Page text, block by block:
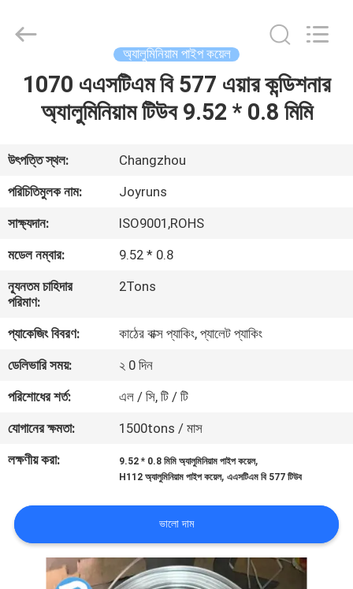
বাড়ি
আমাদের
সম্পর্কে
কারখানা
ভ্রমণ
মান
নিয়ন্ত্রণ
যোগাযোগ
করুন
উদ্ধৃতির
জন্য
আবেদন
Tube
Reserved.
অ্যালুমিনিয়াম পাইপ কয়েল
1070 এএসটিএম বি 577 এয়ার কন্ডিশনার
অ্যালুমিনিয়াম টিউব 9.52 * 0.8 মিমি
উৎপত্তি স্থল:
Changzhou
পরিচিতিমুলক নাম:
Joyruns
সাক্ষ্যদান:
ISO9001,ROHS
মডেল নম্বার:
9.52 * 0.8
ন্যূনতম চাহিদার
পরিমাণ:
2Tons
প্যাকেজিং বিবরণ:
কাঠের বাক্স প্যাকিং, প্যালেট প্যাকিং
ডেলিভারি সময়:
২ 0 দিন
পরিশোধের শর্ত:
এল / সি, টি / টি
যোগানের ক্ষমতা:
1500tons / মাস
লক্ষণীয় করা:
9.52 * 0.8 মিমি অ্যালুমিনিয়াম পাইপ কয়েল,
H112 অ্যালুমিনিয়াম পাইপ কয়েল,এএসটিএম বি 577 টিউব
ভালো দাম